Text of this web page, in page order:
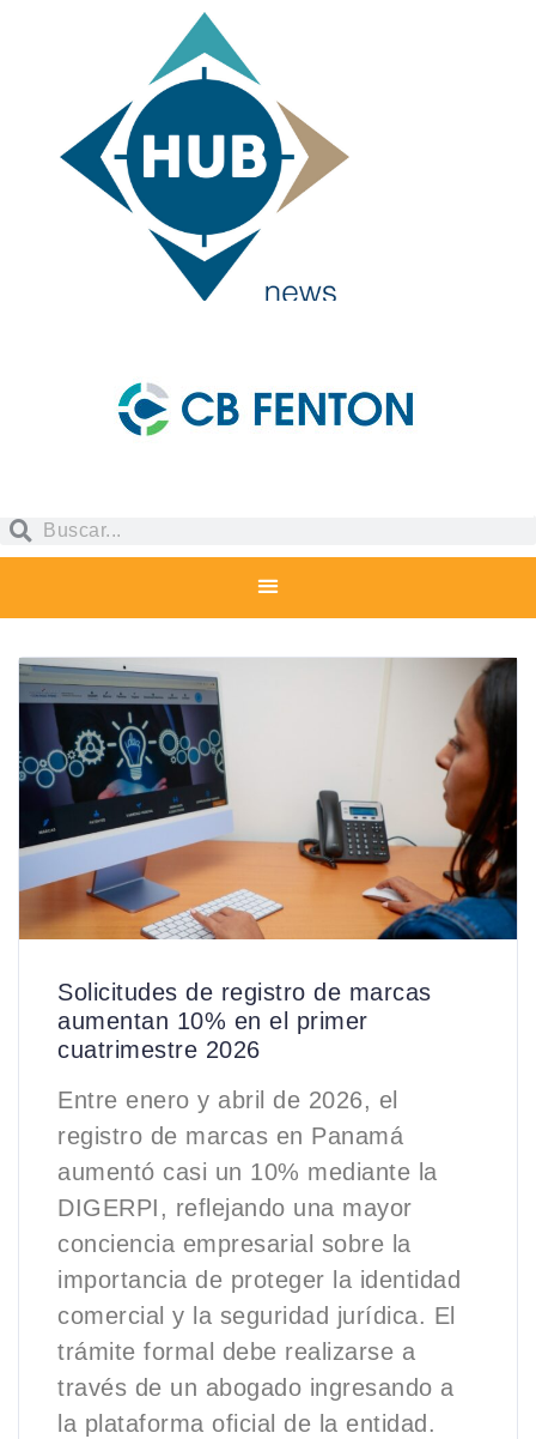
Solicitudes de registro de marcas
aumentan 10% en el primer
cuatrimestre 2026
Entre enero y abril de 2026, el
registro de marcas en Panamá
aumentó casi un 10% mediante la
DIGERPI, reflejando una mayor
conciencia empresarial sobre la
importancia de proteger la identidad
comercial y la seguridad jurídica. El
trámite formal debe realizarse a
través de un abogado ingresando a
la plataforma oficial de la entidad.